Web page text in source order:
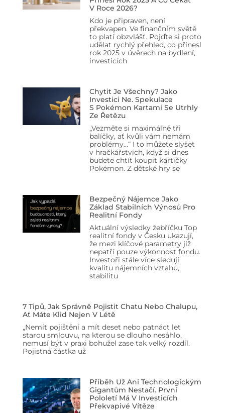
V Roce 2026?
Kdo je připraven, není
překvapen. Ve finančním světě
to platí obzvlášť. Pojďte si proto
udělat rychlý přehled, co přinesl
rok 2025 v úvěrech na bydlení,
investicích
Chytit Je Všechny? Jako
Investici Ne. Spekulace
S Pokémon Kartami Se Utrhly
Ze Řetězu
„Vezměte si maximálně tři
balíčky, ať kvůli vám nemám
problémy…“ I to můžete slyšet
v hračkářstvích, když si dnes
budete chtít koupit kartičky
Pokémon. Z dětské hry se
Bezpečný Nájemce Jako
Základ Stabilních Výnosů Pro
Realitní Fondy
Aktuální výsledky žebříčku Top
realitní fondy v Česku ukazují,
že mezi klíčové parametry již
nepatří pouze výkonnost fondu.
Investoři stále více sledují
kvalitu nájemních vztahů,
stabilitu
7 Tipů, Jak Správně Pojistit Chatu Nebo Chalupu,
Ať Máte Klid Nejen V Létě
„Nemít pojištění a mít deset nebo patnáct let
starou smlouvu, na kterou se dlouho nesáhlo,
nemusí být v praxi bohužel zase tak velký rozdíl.
Pojistná částka už
Příběh Už Ani Technologickým
Gigantům Nestačí. První
Pololetí Má V Investicích
Překvapivé Vítěze